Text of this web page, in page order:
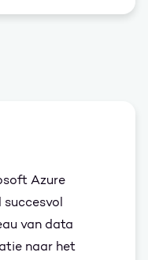
Azure
succesvol
van data
naar het